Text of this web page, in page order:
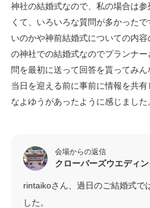
神社の結婚式なので、私の場合は
くて、いろいろな質問が多かった
いのかや神前結婚式についての内
の神社での結婚式なのでプランナ
問を最初に送って回答を貰ってみ
当日を迎える前に事前に情報を共
なよゆうがあったように感じました
会場からの返信
クローバーズウエディ
rintaikoさん、過日のご結婚式で
した。